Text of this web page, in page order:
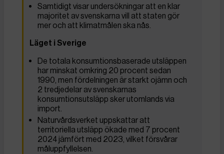
Samtidigt visar undersökningar att en klar
majoritet av svenskarna vill att staten gör
mer och att klimatmålen ska nås.
Läget i Sverige
De totala konsumtionsbaserade utsläppen
har minskat omkring 20 procent sedan
1990, men fördelningen är starkt ojämn och
2 tredjedelar av svenskarnas
konsumtionsutsläpp sker utomlands via
import.
Naturvårdsverket uppskattar att
territoriella utsläpp ökade med 7 procent
2024 jämfört med 2023, vilket försvårar
måluppfyllelsen.